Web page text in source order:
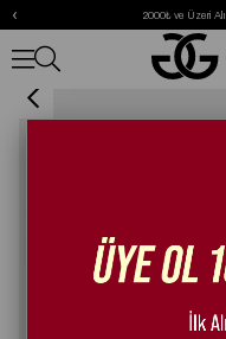
2000₺ ve Üzeri
‹
Hardi Özel